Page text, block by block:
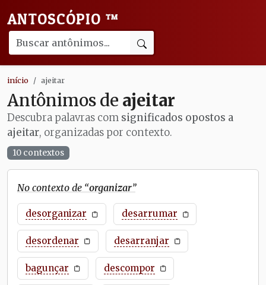
ANTOSCÓPIO ™
início ajeitar
Antônimos de ajeitar
Descubra palavras com significados opostos a
ajeitar, organizadas por contexto.
10 contextos
No contexto de “organizar”
desorganizar desarrumar
desordenar desarranjar
bagunçar descompor